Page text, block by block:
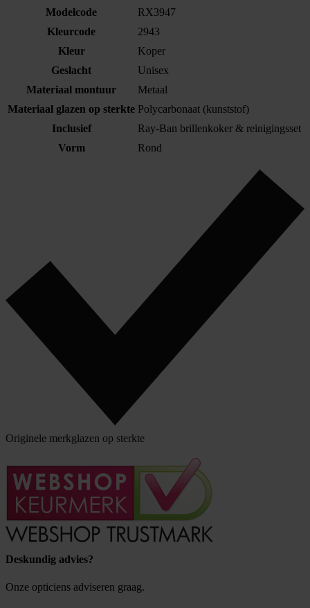
Modelcode
RX3947
Kleurcode
2943
Kleur
Koper
Geslacht
Unisex
Materiaal montuur
Metaal
Materiaal glazen op sterkte Polycarbonaat (kunststof)
Inclusief
Ray-Ban brillenkoker & reinigingsset
Vorm
Rond
Klantbeoordeling
Originele merkglazen op sterkte
Deskundig advies?
Onze opticiens adviseren graag.